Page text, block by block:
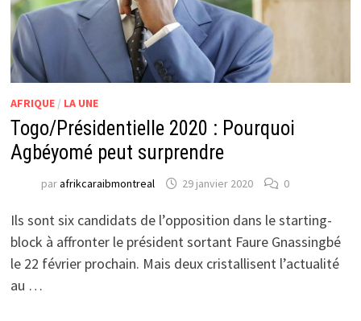
AFRIQUE/ LA UNE
Togo/Présidentielle 2020 : Pourquoi
Agbéyomé peut surprendre
parafrikcaraibmontreal 29 janvier 2020 0
Ils sont six candidats de l’opposition dans le starting-
block à affronter le président sortant Faure Gnassingbé
le 22 février prochain. Mais deux cristallisent l’actualité
au …